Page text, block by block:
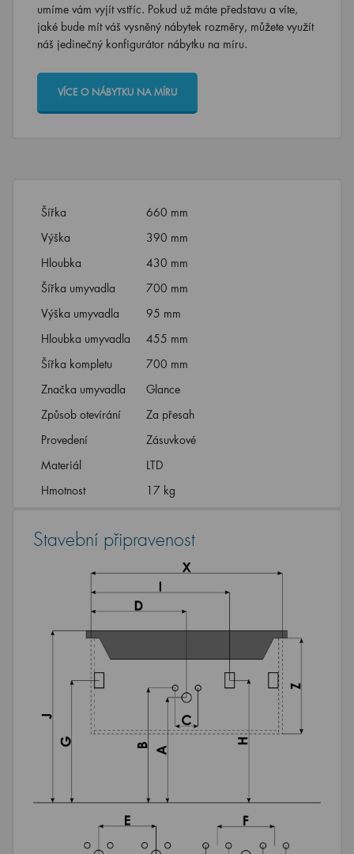
umíme vám vyjít vstříc. Pokud už máte představu a víte,
jaké bude mít váš vysněný nábytek rozměry, můžete využít
náš jedinečný konfigurátor nábytku na míru.
VÍCE O NÁBYTKU NA MÍRU
Šířka
660 mm
Výška
390 mm
Hloubka
430 mm
Šířka umyvadla
700 mm
Výška umyvadla
95 mm
Hloubka umyvadla
455 mm
Šířka kompletu
700 mm
Značka umyvadla
Glance
Způsob otevírání
Za přesah
Provedení
Zásuvkové
Materiál
LTD
Hmotnost
17 kg
Stavební připravenost